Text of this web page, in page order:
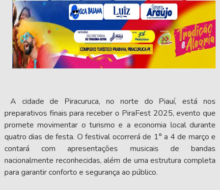
A cidade de Piracuruca, no norte do Piauí, está nos
preparativos finais para receber o PiraFest 2025, evento que
promete movimentar o turismo e a economia local durante
quatro dias de festa. O festival ocorrerá de 1° a 4 de março e
contará com apresentações musicais de bandas
nacionalmente reconhecidas, além de uma estrutura completa
para garantir conforto e segurança ao público.